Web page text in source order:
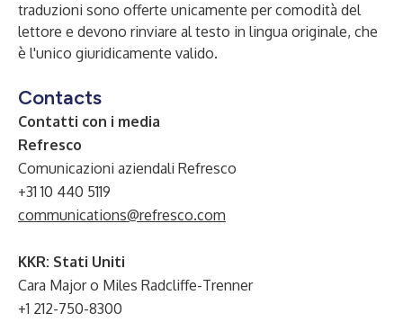
traduzioni sono offerte unicamente per comodità del
lettore e devono rinviare al testo in lingua originale, che
è l'unico giuridicamente valido.
Contacts
Contatti con i media
Refresco
Comunicazioni aziendali Refresco
+31 10 440 5119
communications@refresco.com
KKR: Stati Uniti
Cara Major o Miles Radcliffe-Trenner
+1 212-750-8300